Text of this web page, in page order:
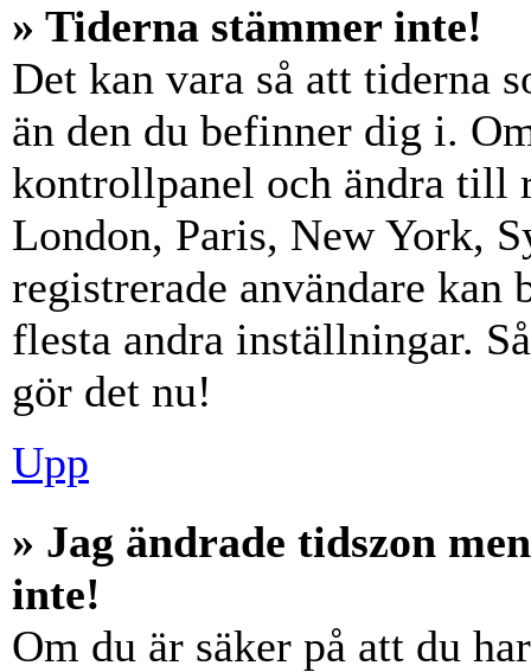
» Tiderna stämmer inte!
Det kan vara så att tiderna
än den du befinner dig i.
kontrollpanel och ändra till
London, Paris, New York,
registrerade användare kan
flesta andra inställningar.
gör det nu!
Upp
» Jag ändrade tidszon
inte!
Om du är säker på att du